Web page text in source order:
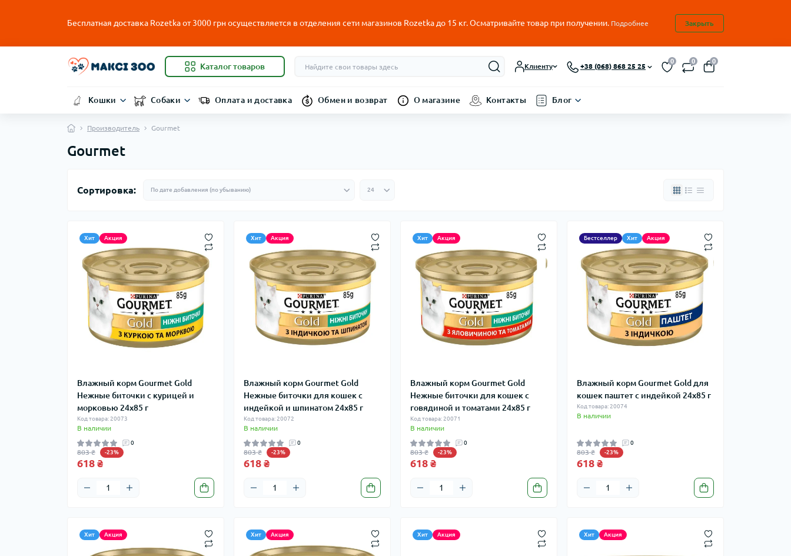
Бесплатная доставка Rozetka от3000 грн осуществляется в отделения сети магазинов Rozetka до 15 кг. Осматривайте товар при получении. Подробнее Закрыть
Каталог товаров Клиенту +38 (068) 868 25 25
0 0 0
Кошки Собаки Оплата и доставка Обмен и возврат О магазине Контакты Блог
Производитель Gourmet
Gourmet
Сортировка:
Хит Акция
Влажный корм Gourmet Gold
Нежные биточки с курицей и
морковью 24x85 г
Код товара: 20073
В наличии
0
803 ₴ -23%
618 ₴
Хит Акция
Влажный корм Gourmet Gold
Нежные биточки для кошек с
индейкой и шпинатом 24x85 г
Код товара: 20072
В наличии
0
803 ₴ -23%
618 ₴
Хит Акция
Влажный корм Gourmet Gold
Нежные биточки для кошек с
говядиной и томатами 24x85 г
Код товара: 20071
В наличии
0
803 ₴ -23%
618 ₴
Бестселлер Хит Акция
Влажный корм Gourmet Gold для
кошек паштет с индейкой 24x85 г
Код товара: 20074
В наличии
0
803 ₴ -23%
618 ₴
Хит Акция Хит Акция Хит Акция Хит Акция